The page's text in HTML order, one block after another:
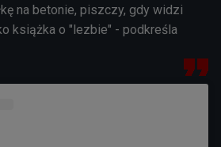
na betonie, piszczy, gdy widzi
książka o "lezbie" - podkreśla